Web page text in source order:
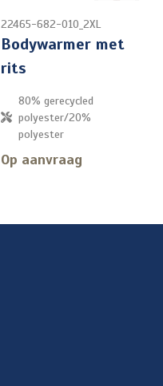
22465-682-010_2XL
Bodywarmer met
rits
80% gerecycled
polyester/20%
polyester
Op aanvraag